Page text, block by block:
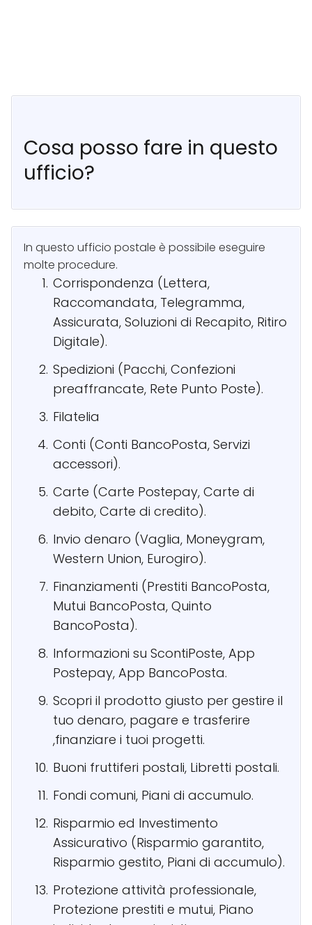
Cosa posso fare in questo
ufficio?
In questo ufficio postale è possibile eseguire
molte procedure.
Corrispondenza (Lettera,
Raccomandata, Telegramma,
Assicurata, Soluzioni di Recapito, Ritiro
Digitale).
Spedizioni (Pacchi, Confezioni
preaffrancate, Rete Punto Poste).
Filatelia
Conti (Conti BancoPosta, Servizi
accessori).
Carte (Carte Postepay, Carte di
debito, Carte di credito).
Invio denaro (Vaglia, Moneygram,
Western Union, Eurogiro).
Finanziamenti (Prestiti BancoPosta,
Mutui BancoPosta, Quinto
BancoPosta).
Informazioni su ScontiPoste, App
Postepay, App BancoPosta.
Scopri il prodotto giusto per gestire il
tuo denaro, pagare e trasferire
,finanziare i tuoi progetti.
Buoni fruttiferi postali, Libretti postali.
Fondi comuni, Piani di accumulo.
Risparmio ed Investimento
Assicurativo (Risparmio garantito,
Risparmio gestito, Piani di accumulo).
Protezione attività professionale,
Protezione prestiti e mutui, Piano